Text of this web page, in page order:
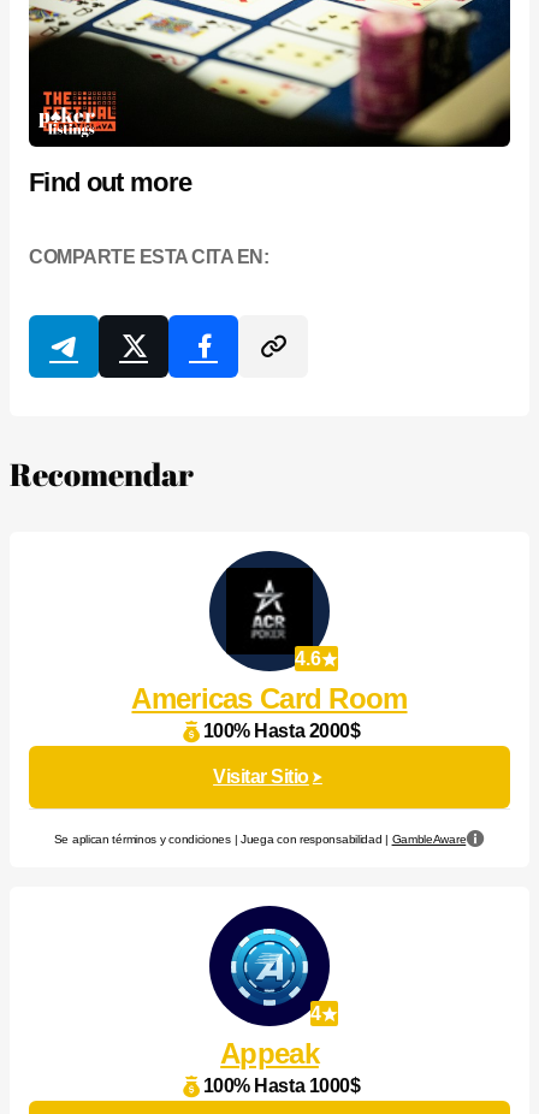
Find out more
COMPARTE ESTA CITA EN:
Recomendar
4.6
Americas Card Room
100% Hasta 2000$
Visitar Sitio
Se aplican términos y condiciones | Juega con responsabilidad | GambleAware
4
Appeak
100% Hasta 1000$